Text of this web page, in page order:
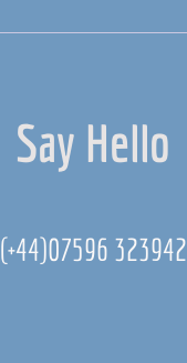
Say Hello
(+44)07596 323942